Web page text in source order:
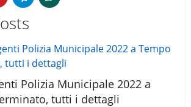
Polizia Municipale 2022 a
tutti i dettagli